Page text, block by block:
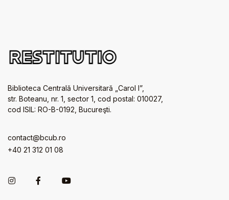
Biblioteca Centrală Universitară „Carol I”,
str. Boteanu, nr. 1, sector 1, cod postal: 010027,
cod ISIL: RO-B-0192, Bucureşti.
contact@bcub.ro
+40 21 312 01 08